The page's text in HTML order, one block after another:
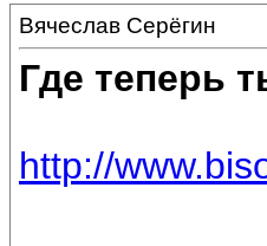
Вячеслав Серёгин
Где теперь
http://